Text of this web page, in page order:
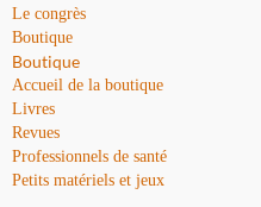
Le congrès
Boutique
Boutique
Accueil de la boutique
Livres
Revues
Professionnels de santé
Petits matériels et jeux